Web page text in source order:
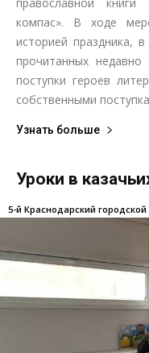
компас». В ходе
историей праздника,
прочитанных недавно
поступки героев
собственными
Узнать больше
Уроки в
5-й Краснодарский